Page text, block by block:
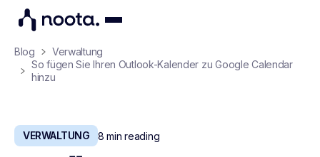
Blog
Verwaltung
So fügen Sie Ihren Outlook-Kalender zu Google Calendar
hinzu
VERWALTUNG 8 min reading